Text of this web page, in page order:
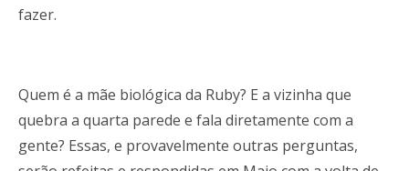
fazer.
Quem é a mãe biológica da Ruby? E a vizinha que
quebra a quarta parede e fala diretamente com a
gente? Essas, e provavelmente outras perguntas,